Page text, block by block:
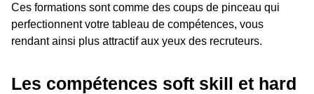
Ces formations sont comme des coups de pinceau qui
perfectionnent votre tableau de compétences, vous
rendant ainsi plus attractif aux yeux des recruteurs.
Les compétences soft skill et hard